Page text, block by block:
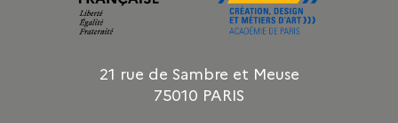
21 rue de Sambre et Meuse
75010 PARIS